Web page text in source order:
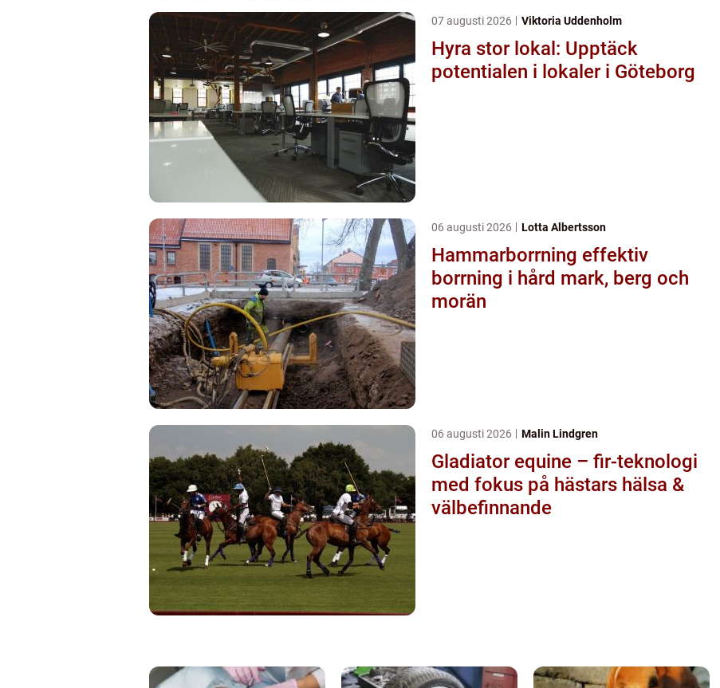
07 augusti 2026 Viktoria Uddenholm
Hyra stor lokal: Upptäck
potentialen i lokaler i Göteborg
06 augusti 2026 Lotta Albertsson
Hammarborrning effektiv
borrning i hård mark, berg och
morän
06 augusti 2026 Malin Lindgren
Gladiator equine – fir-teknologi
med fokus på hästars hälsa &
välbefinnande